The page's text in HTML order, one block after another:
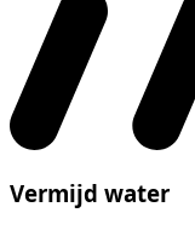
Vermijd water